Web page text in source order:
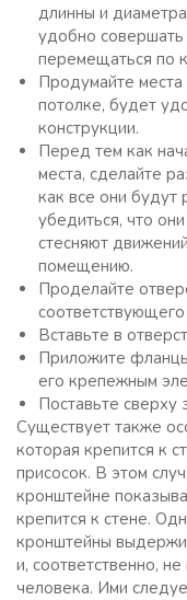
длинны и
удобно
перемещаться по
Продумайте
потолке, будет
конструкции.
Перед тем как
места, сделайте
как все они будут
убедиться, что
стесняют
помещению.
Проделайте
Вставьте в
Приложите
его крепежным
Поставьте сверху
Существует также
которая крепится к
присосок. В этом
кронштейне
крепится к стене.
кронштейны
и, соответственно,
человека. Ими